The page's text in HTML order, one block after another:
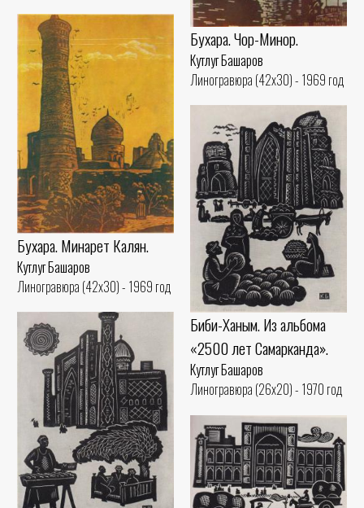
Бухара. Чор-Минор.
Кутлуг Башаров
Линогравюра (42x30) - 1969 год
Бухара. Минарет Калян.
Кутлуг Башаров
Линогравюра (42x30) - 1969 год
Биби-Ханым. Из альбома
«2500 лет Самарканда».
Кутлуг Башаров
Линогравюра (26x20) - 1970 год